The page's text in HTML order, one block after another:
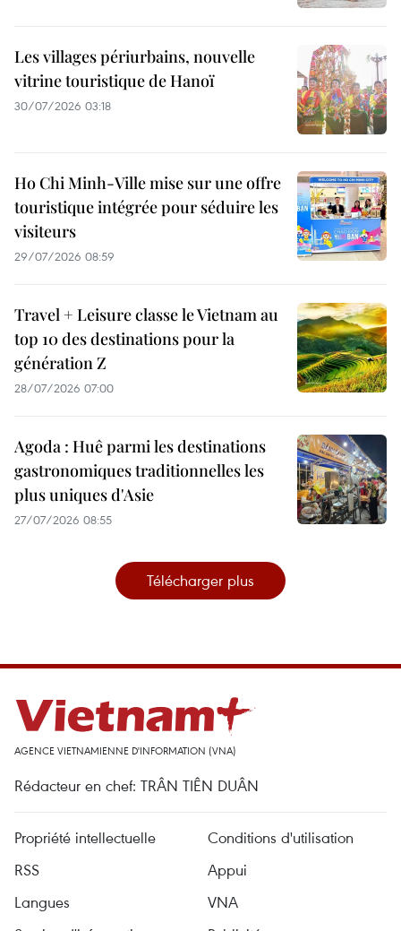
Les villages périurbains, nouvelle
vitrine touristique de Hanoï
30/07/2026 03:18
Ho Chi Minh-Ville mise sur une offre
touristique intégrée pour séduire les
visiteurs
29/07/2026 08:59
Travel + Leisure classe le Vietnam au
top 10 des destinations pour la
génération Z
28/07/2026 07:00
Agoda : Huê parmi les destinations
gastronomiques traditionnelles les
plus uniques d'Asie
27/07/2026 08:55
Télécharger plus
AGENCE VIETNAMIENNE D'INFORMATION (VNA)
Rédacteur en chef: TRÂN TIÊN DUÂN
Propriété intellectuelle
Conditions d'utilisation
RSS
Appui
Langues
VNA